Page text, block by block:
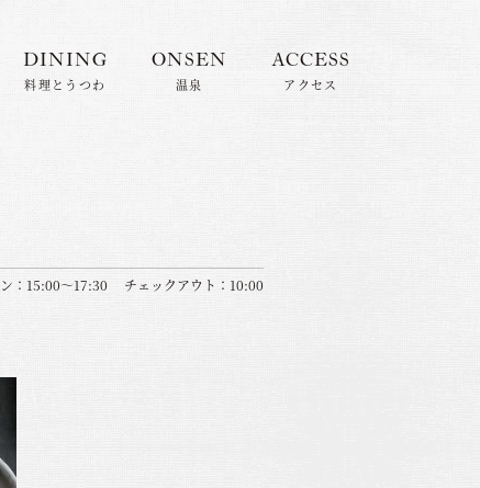
DINING
料理とうつわ
ONSEN
温泉
ACCESS
アクセス
ン：15:00～17:30 チェックアウト：10:00